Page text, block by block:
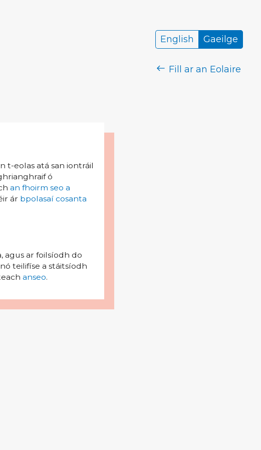
English Gaeilge
Fill ar an Eolaire
t-eolas atá san iontráil
ó
an fhoirm seo a
ár bpolasaí cosanta
agus ar foilsíodh do
teilifíse a stáitsíodh
anseo.